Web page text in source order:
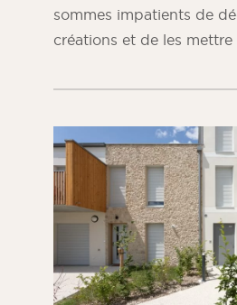
sommes impatients de
créations et de les mettre